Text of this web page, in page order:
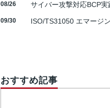
08/26 サイバー攻撃対応BCP
09/30 ISO/TS31050 エマージ
おすすめ記事